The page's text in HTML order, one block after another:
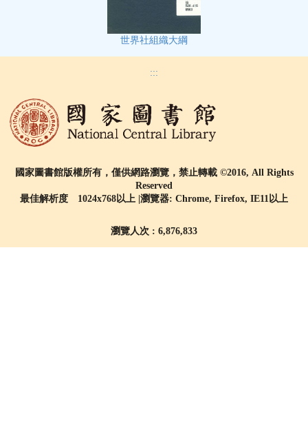
世界社組織大綱
:::
國家圖書館版權所有，僅供網路瀏覽，禁止轉載 ©2016, All Rights
Reserved
最佳解析度 1024x768以上 |瀏覽器: Chrome, Firefox, IE11以上
瀏覽人次 : 6,876,833